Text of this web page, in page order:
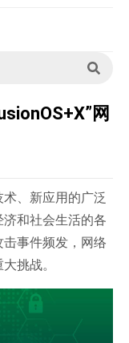
网
、新应用的广泛
和社会生活的各
事件频发，网络
挑战。